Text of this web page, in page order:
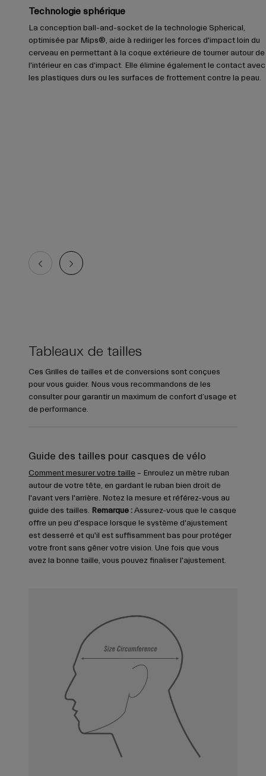
Technologie sphérique
La conception ball-and-socket de la technologie Spherical,
optimisée par Mips®, aide à rediriger les forces d'impact loin du
cerveau en permettant à la coque extérieure de tourner autour de
l'intérieur en cas d'impact. Elle élimine également le contact avec
les plastiques durs ou les surfaces de frottement contre la peau.
Tableaux de tailles
Ces Grilles de tailles et de conversions sont conçues
pour vous guider. Nous vous recommandons de les
consulter pour garantir un maximum de confort d’usage et
de performance.
Guide des tailles pour casques de vélo
Comment mesurer votre taille – Enroulez un mètre ruban
autour de votre tête, en gardant le ruban bien droit de
l'avant vers l'arrière. Notez la mesure et référez-vous au
guide des tailles. Remarque :Assurez-vous que le casque
offre un peu d'espace lorsque le système d'ajustement
est desserré et qu'il est suffisamment bas pour protéger
votre front sans gêner votre vision. Une fois que vous
avez la bonne taille, vous pouvez finaliser l'ajustement.